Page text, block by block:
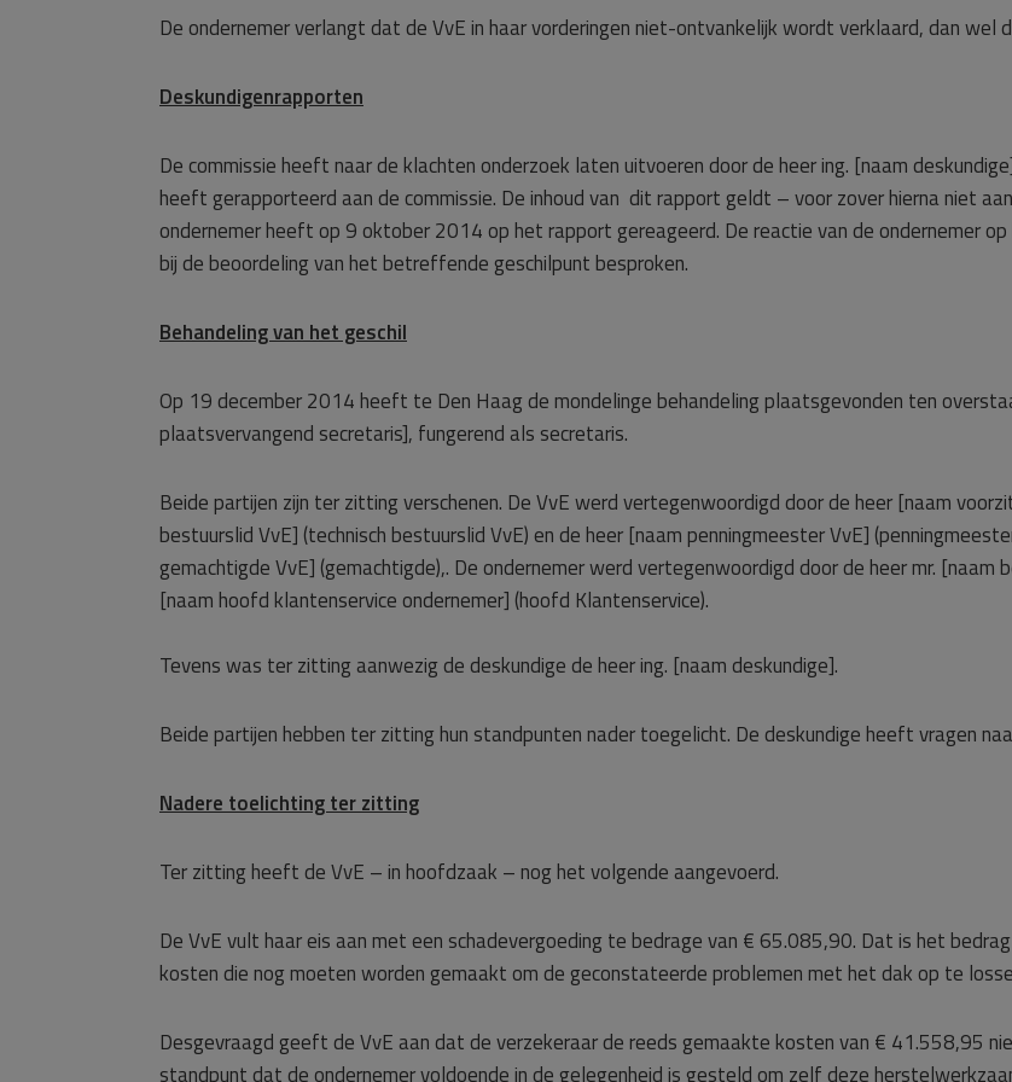
De ondernemer verlangt dat de VvE in haar vorderingen niet-ontvankelijk wordt verklaard, dan wel
Deskundigenrapporten
De commissie heeft naar de klachten onderzoek laten uitvoeren door de heer ing. [naam
heeft gerapporteerd aan de commissie. De inhoud van dit rapport geldt – voor zover hierna niet
ondernemer heeft op 9 oktober 2014 op het rapport gereageerd. De reactie van de ondernemer
bij de beoordeling van het betreffende geschilpunt besproken.
Behandeling van het geschil
Op 19 december 2014 heeft te Den Haag de mondelinge behandeling plaatsgevonden ten
plaatsvervangend secretaris], fungerend als secretaris.
Beide partijen zijn ter zitting verschenen. De VvE werd vertegenwoordigd door de heer [naam
bestuurslid VvE] (technisch bestuurslid VvE) en de heer [naam penningmeester VvE]
gemachtigde VvE] (gemachtigde),. De ondernemer werd vertegenwoordigd door de heer mr. [naam
[naam hoofd klantenservice ondernemer] (hoofd Klantenservice).
Tevens was ter zitting aanwezig de deskundige de heer ing. [naam deskundige].
Beide partijen hebben ter zitting hun standpunten nader toegelicht. De deskundige heeft vragen
Nadere toelichting ter zitting
Ter zitting heeft de VvE – in hoofdzaak – nog het volgende aangevoerd.
De VvE vult haar eis aan met een schadevergoeding te bedrage van € 65.085,90. Dat is het
kosten die nog moeten worden gemaakt om de geconstateerde problemen met het dak op te
Desgevraagd geeft de VvE aan dat de verzekeraar de reeds gemaakte kosten van € 41.558,95
standpunt dat de ondernemer voldoende in de gelegenheid is gesteld om zelf deze